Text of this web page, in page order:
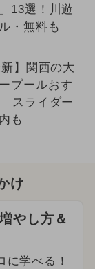
13選！川遊
・無料も
新】関西の大
プールおす
スライダー
も
け
やし方＆
に学べる！